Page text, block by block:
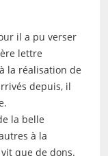
il a pu verser
lettre
la réalisation de
depuis, il
la belle
à la
que de dons.